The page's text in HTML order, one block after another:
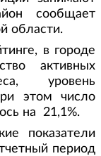
сообщает
области.
в городе
активных
уровень
этом число
на 21,1%.
показатели
период